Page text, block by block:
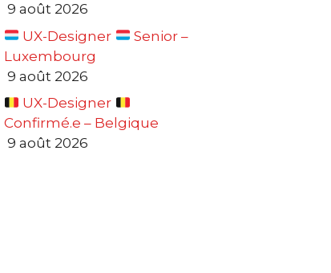
9 août 2026
UX-Designer
Senior –
Luxembourg
9 août 2026
UX-Designer
Confirmé.e – Belgique
9 août 2026